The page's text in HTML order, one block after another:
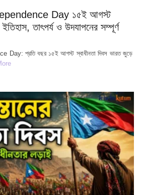
Day ১৫ই আগস্ট
তাৎপর্য ও উদযাপনের সম্পূর্ণ
প্রতি বছর ১৫ই আগস্ট স্বাধীনতা দিবস ভারত জুড়ে